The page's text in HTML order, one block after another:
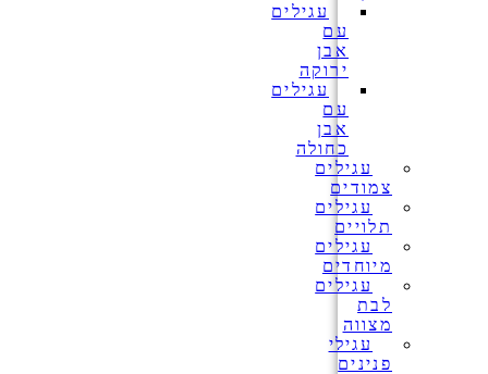
עגילים
עם
אבן
ירוקה
עגילים
עם
אבן
כחולה
עגילים
צמודים
עגילים
תלויים
עגילים
מיוחדים
עגילים
לבת
מצווה
עגילי
פנינים